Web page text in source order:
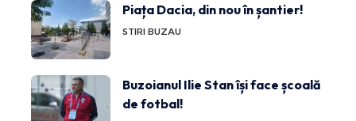
Piața Dacia, din nou în șantier!
STIRI BUZAU
Buzoianul Ilie Stan își face școală
de fotbal!